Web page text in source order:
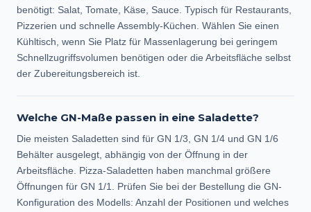
benötigt: Salat, Tomate, Käse, Sauce. Typisch für Restaurants,
Pizzerien und schnelle Assembly-Küchen. Wählen Sie einen
Kühltisch, wenn Sie Platz für Massenlagerung bei geringem
Schnellzugriffsvolumen benötigen oder die Arbeitsfläche selbst
der Zubereitungsbereich ist.
Welche GN-Maße passen in eine Saladette?
Die meisten Saladetten sind für GN 1/3, GN 1/4 und GN 1/6
Behälter ausgelegt, abhängig von der Öffnung in der
Arbeitsfläche. Pizza-Saladetten haben manchmal größere
Öffnungen für GN 1/1. Prüfen Sie bei der Bestellung die GN-
Konfiguration des Modells: Anzahl der Positionen und welches